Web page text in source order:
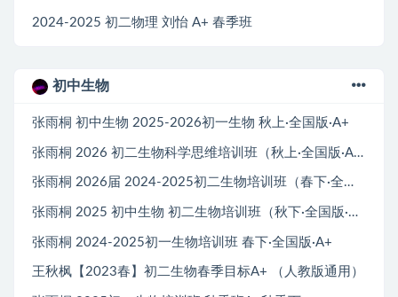
2024-2025 初二物理 刘怡 A+ 春季班
初中生物
张雨桐 初中生物 2025-2026初一生物 秋上·全国版·A+
张雨桐 2026 初二生物科学思维培训班（秋上·全国版·A+·专属）
张雨桐 2026届 2024-2025初二生物培训班（春下·全国版·A+）
张雨桐 2025 初中生物 初二生物培训班（秋下·全国版·A+）
张雨桐 2024-2025初一生物培训班 春下·全国版·A+
王秋枫【2023春】初二生物春季目标A+ （人教版通用）